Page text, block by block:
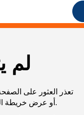
لم
تعذر العثور على
URL، أو عرض خريطة الموقع الخاصة بنا لمساعدتك في العثور على ما تريد.